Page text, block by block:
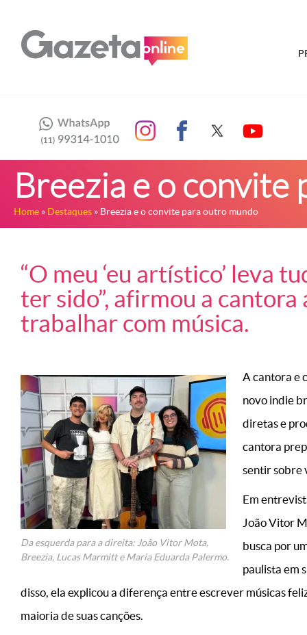
Breezia e o
Home » Destaques » Breezia e o convite para outro mundo
“O meu ‘eu artístico’ leva
ter sido”, afirmou a
trabalhar com música.
Da esquerda para a direita: João Vitor Mota,
Breezia, Lucas Marmitt e Maria Eduarda Palermo.
A cantora e
novo indie
diretas e
cantora
sentir sobre
Em
João Vitor
busca por
paulista em
disso, ela explicou a diferença entre escrever músicas
maioria de suas canções.